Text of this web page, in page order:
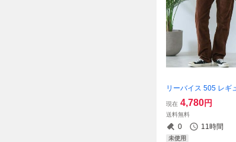
リーバイス 505 レギ
ストレート コーデュ
ンツ W36 ブラウン 茶
プフライ ストレッチ
3002
現在 4,780円
送料無料
0 11時間
未使用